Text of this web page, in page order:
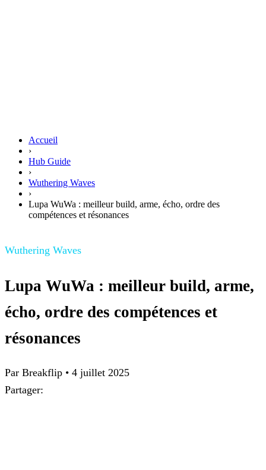
Accueil
›
Hub Guide
›
Wuthering Waves
›
Lupa WuWa : meilleur build, arme, écho, ordre des
compétences et résonances
Wuthering Waves
Lupa WuWa : meilleur build, arme,
écho, ordre des compétences et
résonances
Par Breakflip • 4 juillet 2025
Partager: